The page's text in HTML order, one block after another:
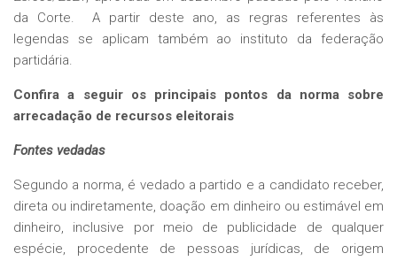
da Corte. A partir deste ano, as regras referentes às
legendas se aplicam também ao instituto da federação
partidária.
Confira a seguir os principais pontos da norma sobre
arrecadação de recursos eleitorais
Fontes vedadas
Segundo a norma, é vedado a partido e a candidato receber,
direta ou indiretamente, doação em dinheiro ou estimável em
dinheiro, inclusive por meio de publicidade de qualquer
espécie, procedente de pessoas jurídicas, de origem